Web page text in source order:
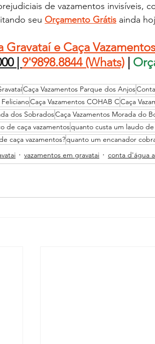
de vazamentos invisíveis,
seu Orçamento Grátis ainda
Gravataí e Caça Vazamentos
| 9'9898.8844 (Whats)
Caça Vazamentos Parque dos Anjos
Caça Vazamentos COHAB CCaça
dos SobradosCaça Vazamentos Morada do
de caça vazamentosquanto custa um laudo
caça vazamentos?quanto um encanador
vazamentos em gravatai conta d'água